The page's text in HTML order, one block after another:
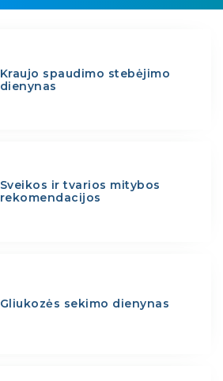
Kraujo spaudimo stebėjimo
dienynas
Sveikos ir tvarios mitybos
rekomendacijos
Gliukozės sekimo dienynas